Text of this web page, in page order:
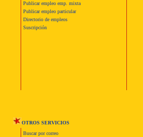
Publicar empleo emp. mixta
Publicar empleo particular
Directorio de empleos
Suscripción
OTROS SERVICIOS
Buscar por correo